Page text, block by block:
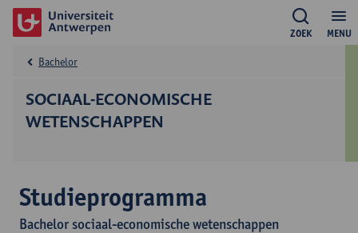
MENU
ZOEK
SOCIAAL-ECONOMISCHE
WETENSCHAPPEN
Bachelor
Studieprogramma
Bachelor sociaal-economische wetenschappen